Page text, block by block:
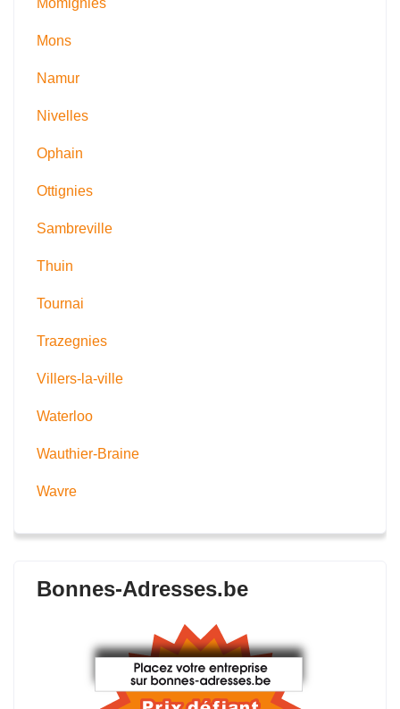
Mons
Namur
Nivelles
Ophain
Ottignies
Sambreville
Thuin
Tournai
Trazegnies
Villers-la-ville
Waterloo
Wauthier-Braine
Wavre
Bonnes-Adresses.be